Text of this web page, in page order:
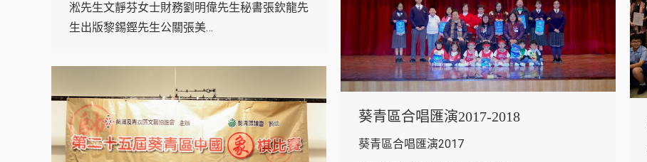
淞先生文靜芬女士財務劉明偉先生秘書張欽龍先
生出版黎錫鏗先生公關張美…
葵青區合唱匯演2017-2018
葵青區合唱匯演2017